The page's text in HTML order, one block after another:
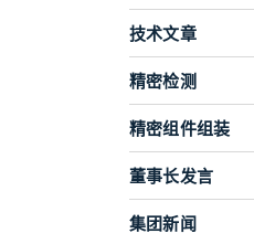
技术文章
精密检测
精密组件组装
董事长发言
集团新闻